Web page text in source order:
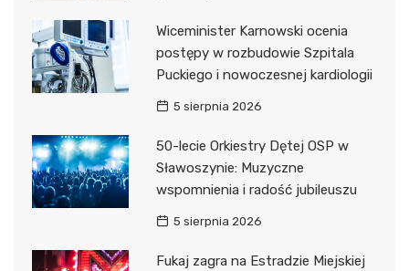
Wiceminister Karnowski ocenia
postępy w rozbudowie Szpitala
Puckiego i nowoczesnej kardiologii
5 sierpnia 2026
50-lecie Orkiestry Dętej OSP w
Sławoszynie: Muzyczne
wspomnienia i radość jubileuszu
5 sierpnia 2026
Fukaj zagra na Estradzie Miejskiej